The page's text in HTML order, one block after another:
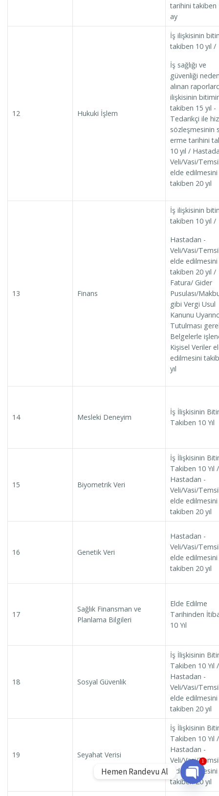
tarihini takiben
ay
12 Hukuki İşlem
İş ilişkisinin
takiben 10 yıl /
İş sağlığı ve
güvenliği
alınan
ilişkisinin
takiben 15 yıl -
Tedarikçi ile
sözleşmesinin
erme tarihini
10 yıl /
Veli/Vasi/
elde edilmesini
takiben 20 yıl
13 Finans
İş ilişkisinin
takiben 10 yıl /
Hastadan -
Veli/Vasi/
elde edilmesini
takiben 20 yıl /
Fatura/ Gider
Pusulası/
gibi Vergi Usul
Kanunu
Tutulması
Belgelerle
Kişisel Veriler
edilmesini
yıl
14 Mesleki Deneyim
İş İlişkisinin
Takiben 10 Yıl
15 Biyometrik Veri
İş İlişkisinin
Takiben 10 Yıl /
Hastadan -
Veli/Vasi/
elde edilmesini
takiben 20 yıl
16 Genetik Veri
Hastadan -
Veli/Vasi/
elde edilmesini
takiben 20 yıl
17
Sağlık Finansman ve
Planlama Bilgileri
Elde Edilme
Tarihinden
10 Yıl
18 Sosyal Güvenlik
İş İlişkisinin
Takiben 10 Yıl /
Hastadan -
Veli/Vasi/
elde edilmesini
takiben 20 yıl
19 Seyahat Verisi
İş İlişkisinin
Takiben 10 Yıl /
Hastadan -
Veli/Vasi/
elde edilmesini
takiben 20 yıl
Hemen Randevu Al
Open
1